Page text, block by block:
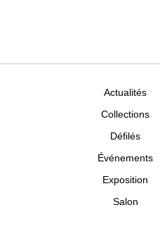
Actualités
Collections
Défilés
Événements
Exposition
Salon